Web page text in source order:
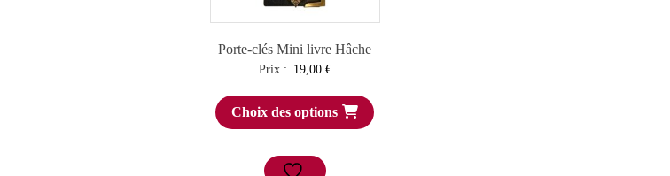
Porte-clés Mini livre Hâche
Prix : 19,00 €
Choix des options